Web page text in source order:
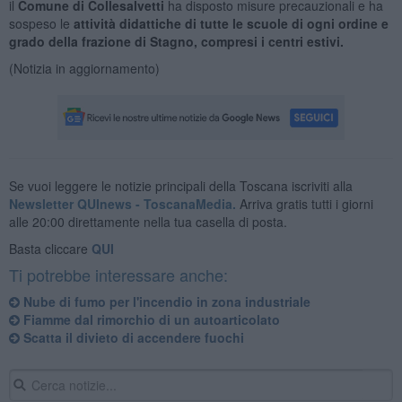
il Comune di Collesalvetti ha disposto misure precauzionali e ha
sospeso le attività didattiche di tutte le scuole di ogni ordine e
grado della frazione di Stagno, compresi i centri estivi.
(Notizia in aggiornamento)
Se vuoi leggere le notizie principali della Toscana iscriviti alla
Newsletter QUInews - ToscanaMedia. Arriva gratis tutti i giorni
alle 20:00 direttamente nella tua casella di posta.
Basta cliccare QUI
Ti potrebbe interessare anche:
Nube di fumo per l'incendio in zona industriale
Fiamme dal rimorchio di un autoarticolato
Scatta il divieto di accendere fuochi